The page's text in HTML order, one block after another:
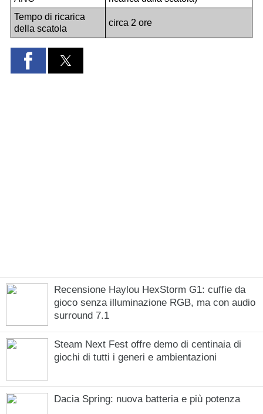
Recensione Haylou HexStorm G1: cuffie da
gioco senza illuminazione RGB, ma con audio
surround 7.1
Steam Next Fest offre demo di centinaia di
giochi di tutti i generi e ambientazioni
Dacia Spring: nuova batteria e più potenza